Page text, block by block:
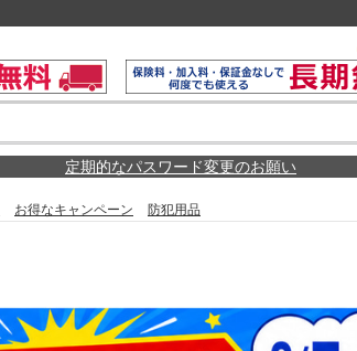
定期的なパスワード変更のお願い
お得なキャンペーン 防犯用品